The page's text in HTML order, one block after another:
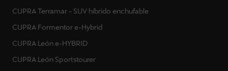
CUPRA Terramar - SUV híbrido enchufable
CUPRA Formentor e-Hybrid
CUPRA León e-HYBRID
CUPRA León Sportstourer